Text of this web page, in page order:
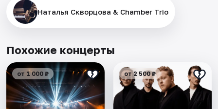
Наталья Скворцова & Chamber Trio
Похожие концерты
от 1 000 ₽ от 2 500 ₽